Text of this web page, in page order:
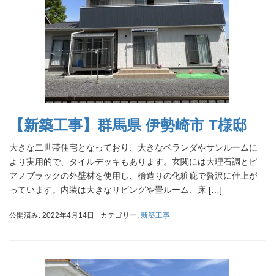
【新築工事】群馬県 伊勢崎市 T様邸
大きな二世帯住宅となっており、大きなベランダやサンルームに
より実用的で、タイルデッキもあります。玄関には大理石調とピ
アノブラックの外壁材を使用し、檜造りの化粧庇で贅沢に仕上が
っています。内装は大きなリビングや畳ルーム、床 […]
公開済み: 2022年4月14日 カテゴリー: 新築工事